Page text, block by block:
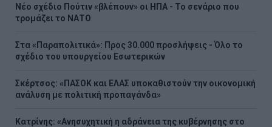
Νέο σχέδιο Πούτιν «βλέπουν» οι ΗΠΑ - Το σενάριο που
τρομάζει το ΝΑΤΟ
Στα «Παραπολιτικά»: Προς 30.000 προσλήψεις - Όλο το
σχέδιο του υπουργείου Εσωτερικών
Σκέρτσος: «ΠΑΣΟΚ και ΕΛΑΣ υποκαθιστούν την οικονομική
ανάλυση με πολιτική προπαγάνδα»
Κατρίνης: «Ανησυχητική η αδράνεια της κυβέρνησης στο